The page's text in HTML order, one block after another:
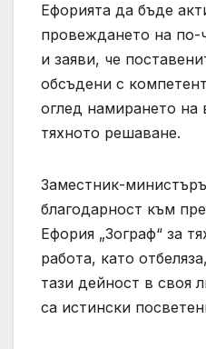
Ефорията да бъде
провеждането на по-
и заяви, че
обсъдени с
оглед намирането на
тяхното решаване.
Заместник-
благодарност към
Ефория „Зограф“ за
работа, като
тази дейност в своя
са истински